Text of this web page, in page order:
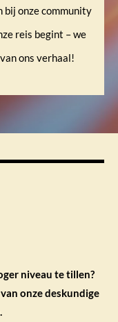
bij onze community
reis begint – we
ons verhaal!
niveau te tillen?
onze deskundige